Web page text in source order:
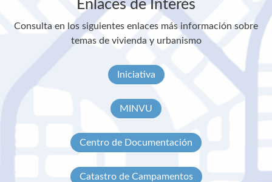
Enlaces de Interés
Consulta en los siguientes enlaces más información sobre
temas de vivienda y urbanismo
Iniciativa
MINVU
Centro de Documentación
Catastro de Campamentos